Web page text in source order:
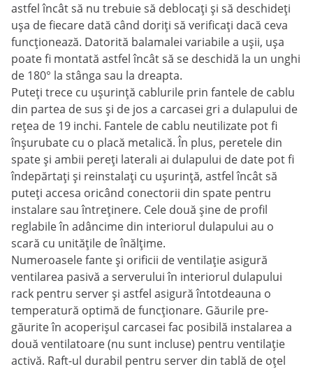
astfel încât să nu trebuie să deblocați și să deschideți
ușa de fiecare dată când doriți să verificați dacă ceva
funcționează. Datorită balamalei variabile a ușii, ușa
poate fi montată astfel încât să se deschidă la un unghi
de 180° la stânga sau la dreapta.
Puteți trece cu ușurință cablurile prin fantele de cablu
din partea de sus și de jos a carcasei gri a dulapului de
rețea de 19 inchi. Fantele de cablu neutilizate pot fi
înșurubate cu o placă metalică. În plus, peretele din
spate și ambii pereți laterali ai dulapului de date pot fi
îndepărtați și reinstalați cu ușurință, astfel încât să
puteți accesa oricând conectorii din spate pentru
instalare sau întreținere. Cele două șine de profil
reglabile în adâncime din interiorul dulapului au o
scară cu unitățile de înălțime.
Numeroasele fante și orificii de ventilație asigură
ventilarea pasivă a serverului în interiorul dulapului
rack pentru server și astfel asigură întotdeauna o
temperatură optimă de funcționare. Găurile pre-
găurite în acoperișul carcasei fac posibilă instalarea a
două ventilatoare (nu sunt incluse) pentru ventilație
activă. Raft-ul durabil pentru server din tablă de oțel